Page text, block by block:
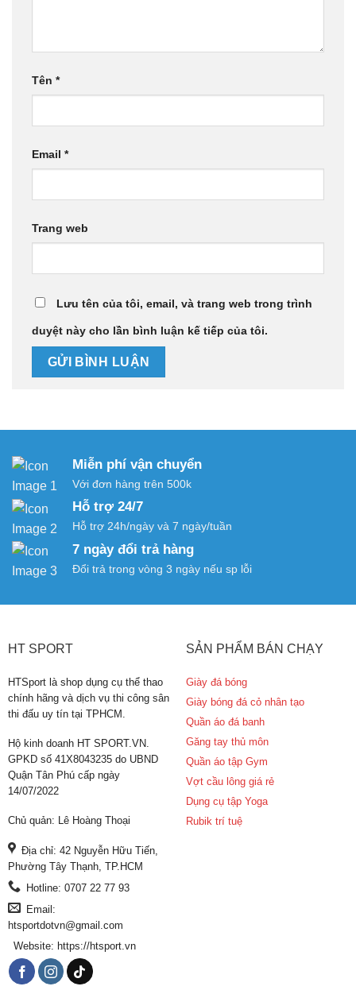
Tên *
Email *
Trang web
Lưu tên của tôi, email, và trang web trong trình
duyệt này cho lần bình luận kế tiếp của tôi.
Miễn phí vận chuyển
Với đơn hàng trên 500k
Hỗ trợ 24/7
Hỗ trợ 24h/ngày và 7 ngày/tuần
7 ngày đổi trả hàng
Đổi trả trong vòng 3 ngày nếu sp lỗi
HT SPORT
HTSport là shop dụng cụ thể thao
chính hãng và dịch vụ thi công sân
thi đấu uy tín tại TPHCM.
Hộ kinh doanh HT SPORT.VN.
GPKD số 41X8043235 do UBND
Quận Tân Phú cấp ngày
14/07/2022
Chủ quản: Lê Hoàng Thoại
Địa chỉ: 42 Nguyễn Hữu Tiến,
Phường Tây Thạnh, TP.HCM
Hotline: 0707 22 77 93
Email:
htsportdotvn@gmail.com
Website: https://htsport.vn
SẢN PHẨM BÁN CHẠY
Giày đá bóng
Giày bóng đá cỏ nhân tạo
Quần áo đá banh
Găng tay thủ môn
Quần áo tập Gym
Vợt cầu lông giá rẻ
Dụng cụ tập Yoga
Rubik trí tuệ